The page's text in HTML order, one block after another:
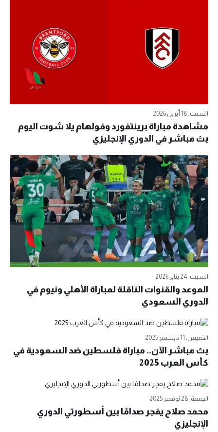
السبت, 18 أبريل 2026
مشاهدة مباراة برينتفورد وفولهام يلا شوت اليوم
بث مباشر في الدوري الإنجليزي
السبت, 24 يناير 2026
الموعد والقنوات الناقلة لمباراة الأهلي ونيوم في
الدوري السعودي
الخميس, 11 ديسمبر 2025
بث مباشر الآن.. مباراة فلسطين ضد السعودية في
كأس العرب 2025
الجمعة, 28 نوفمبر 2025
محمد صلاح يفجر صدامًا بين أسطورتي الدوري
الإنجليزي